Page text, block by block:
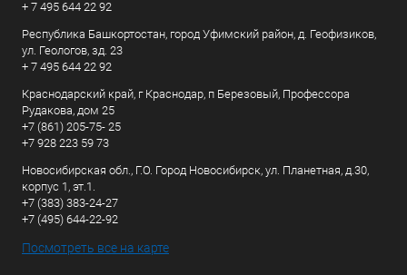
+ 7 495 644 22 92
Республика Башкортостан, город Уфимский район, д. Геофизиков,
ул. Геологов, зд. 23
+ 7 495 644 22 92
Краснодарский край, г Краснодар, п Березовый, Профессора
Рудакова, дом 25
+7 (861) 205-75- 25
+7 928 223 59 73
Новосибирская обл., Г.О. Город Новосибирск, ул. Планетная, д.30,
корпус 1, эт.1.
+7 (383) 383-24-27
+7 (495) 644-22-92
Посмотреть все на карте